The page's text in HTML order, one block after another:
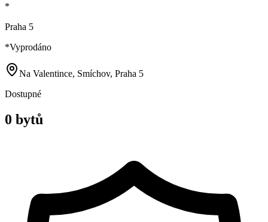
*
Praha 5
*Vyprodáno
Na Valentince, Smíchov, Praha 5
Dostupné
0 bytů